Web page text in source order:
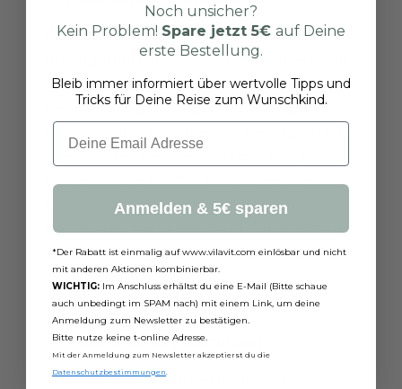
Ein Ultraschall der Eierstöcke wird
durchgeführt, um das Vorhandensein von
zahlreichen kleinen Eibläschen in den
Eierstöcken zu überprüfen. Dies galt
Diagnose von PMOS. Auch wenn die
Diagnose-Kriterien durch den neuen
Namen der Krankheit nicht mitverändert
worden sind, gilt das nicht-vorhanden sein
nicht als Grund kein PMOS zu
diagnostizieren.
3. Arztgespräch (Anamnese)
Anhand deiner Blutwerte und des
Noch unsicher?
Kein Problem! Spare jetzt 5€ auf Deine
erste Bestellung.
Bleib immer informiert über wertvolle Tipps und
Tricks für Deine Reise zum Wunschkind.
Email
Anmelden & 5€ sparen
*Der Rabatt ist einmalig auf www.vilavit.com einlösbar und nicht
mit anderen Aktionen kombinierbar.
WICHTIG: Im Anschluss erhältst du eine E-Mail (Bitte schaue
auch unbedingt im SPAM nach) mit einem Link, um deine
Anmeldung zum Newsletter zu bestätigen.
Bitte nutze keine t-online Adresse.
Mit der Anmeldung zum Newsletter akzeptierst du die
Datenschutzbestimmungen.